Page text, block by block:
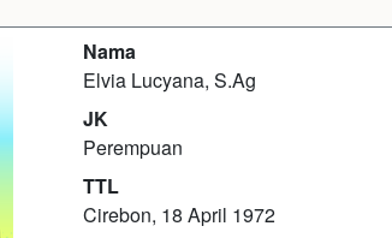
Nama
Elvia Lucyana, S.Ag
JK
Perempuan
TTL
Cirebon, 18 April 1972